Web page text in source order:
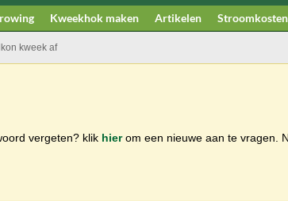
Kweekhok maken Artikelen Stroomkosten
kweek af
vergeten? klik hierom een nieuwe aan te vragen.